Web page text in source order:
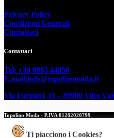
Privacy Policy
Condizioni Generali
Contattaci
Contattaci
Tel: +39 0963 44950
E.mail:info@topolinomoda.it
Via Forgiari, 11 – 89900 Vibo
Topolino Moda - P.IVA 01282020799
Copyright © 2026 Topolino
Ti piacciono i Cookies?